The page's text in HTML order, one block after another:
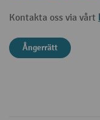
Kontakta oss via vårt
Ångerrätt